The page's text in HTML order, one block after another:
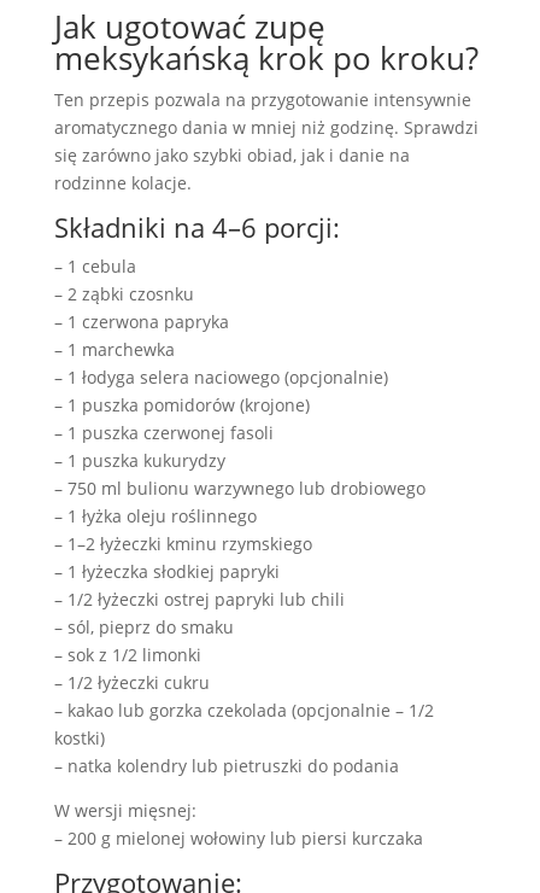
Jak ugotować zupę
meksykańską krok po kroku?
Ten przepis pozwala na przygotowanie intensywnie
aromatycznego dania w mniej niż godzinę. Sprawdzi
się zarówno jako szybki obiad, jak i danie na
rodzinne kolacje.
Składniki na 4–6 porcji:
– 1 cebula
– 2 ząbki czosnku
– 1 czerwona papryka
– 1 marchewka
– 1 łodyga selera naciowego (opcjonalnie)
– 1 puszka pomidorów (krojone)
– 1 puszka czerwonej fasoli
– 1 puszka kukurydzy
– 750 ml bulionu warzywnego lub drobiowego
– 1 łyżka oleju roślinnego
– 1–2 łyżeczki kminu rzymskiego
– 1 łyżeczka słodkiej papryki
– 1/2 łyżeczki ostrej papryki lub chili
– sól, pieprz do smaku
– sok z 1/2 limonki
– 1/2 łyżeczki cukru
– kakao lub gorzka czekolada (opcjonalnie – 1/2
kostki)
– natka kolendry lub pietruszki do podania
W wersji mięsnej:
– 200 g mielonej wołowiny lub piersi kurczaka
Przygotowanie: